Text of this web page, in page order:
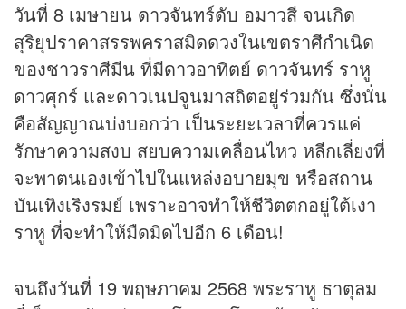
วันที่ 8 เมษายน ดาวจันทร์ดับ อมาวสี จนเกิด
สุริยุปราคาสรรพคราสมิดดวงในเขตราศีกำเนิด
ของชาวราศีมีน ที่มีดาวอาทิตย์ ดาวจันทร์ ราหู
ดาวศุกร์ และดาวเนปจูนมาสถิตอยู่ร่วมกัน ซึ่งนั่น
คือสัญญาณบ่งบอกว่า เป็นระยะเวลาที่ควรแค่
รักษาความสงบ สยบความเคลื่อนไหว หลีกเลี่ยงที่
จะพาตนเองเข้าไปในแหล่งอบายมุข หรือสถาน
บันเทิงเริงรมย์ เพราะอาจทำให้ชีวิตตกอยู่ใต้เงา
ราหู ที่จะทำให้มืดมิดไปอีก 6 เดือน!
จนถึงวันที่ 19 พฤษภาคม 2568 พระราหู ธาตุลม